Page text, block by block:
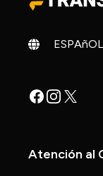
Cambiar
Facebook
Instagram
X
Atención al